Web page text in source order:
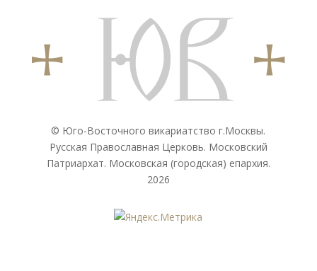
© Юго-Восточного викариатствo г.Москвы.
Русская Православная Церковь. Московский
Патриархат. Московская (городская) епархия.
2026